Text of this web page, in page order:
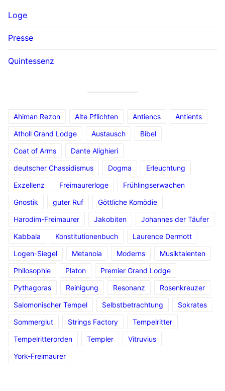
Loge
Presse
Quintessenz
Ahiman Rezon Alte Pflichten Antiencs
Antients
Atholl Grand Lodge
Austausch
Bibel
Coat of Arms
Dante Alighieri
deutscher Chassidismus
Dogma
Erleuchtung
Exzellenz
Freimaurerloge
Frühlingserwachen
Gnostik
guter Ruf
Göttliche Komödie
Harodim-Freimaurer
Jakobiten
Johannes der Täufer
Kabbala
Konstitutionenbuch
Laurence Dermott
Logen-Siegel
Metanoia Moderns
Musiktalenten
Philosophie
Platon
Premier Grand Lodge
Pythagoras
Reinigung Resonanz
Rosenkreuzer
Salomonischer Tempel
Selbstbetrachtung
Sokrates
Sommerglut
Strings Factory
Tempelritter
Tempelritterorden
Templer
Vitruvius
York-Freimaurer